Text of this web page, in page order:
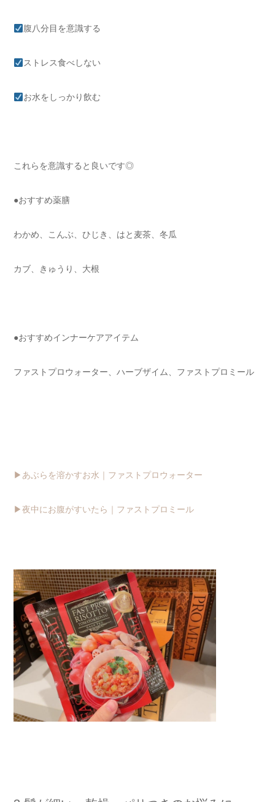
腹八分目を意識する
ストレス食べしない
お水をしっかり飲む
これらを意識すると良いです◎
●おすすめ薬膳
わかめ、こんぶ、ひじき、はと麦茶、冬瓜
カブ、きゅうり、大根
●おすすめインナーケアアイテム
ファストプロウォーター、ハーブザイム、ファストプロミール
▶︎あぶらを溶かすお水｜ファストプロウォーター
▶︎夜中にお腹がすいたら｜ファストプロミール